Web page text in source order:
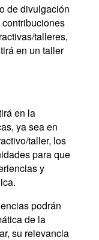
de divulgación
talleres,
en un taller
en la
ya sea en
taller, los
para que
y
podrán
de la
su relevancia